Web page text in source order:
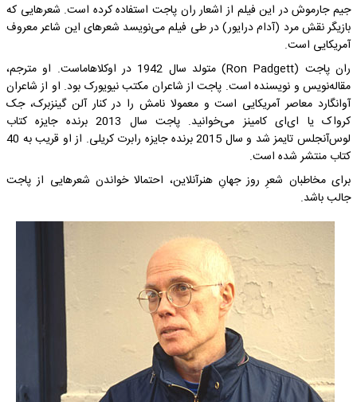
جیم جارموش در این فیلم از اشعار ران پاجت استفاده کرده است. شعرهایی که
بازیگر نقش مرد (آدام درایور) در طی فیلم می‌نویسد شعرهای این شاعر معروف
آمریکایی است.
ران پاجت (Ron Padgett) متولد سال 1942 در اوکلاهاماست. او مترجم،
مقاله‌نویس و نویسنده است. پاجت از شاعران مکتب نیویورک بود. او از شاعران
آوانگارد معاصر آمریکایی است و معمولا نامش را در کنار آلن گینزبرک، جک
کرواک یا ای‌ای کامینز می‌خوانید. پاجت سال 2013 برنده جایزه کتاب
لوس‌آنجلس تایمز شد و سال 2015 برنده جایزه رابرت کریلی. از او قریب به 40
کتاب منتشر شده است.
برای مخاطبان شعرِ روز جهانِ هنرآنلاین، احتمالا خواندن شعرهایی از پاجت
جالب باشد.